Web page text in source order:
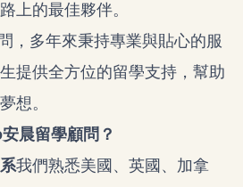
上的最佳夥伴。
，多年來秉持專業與貼心的服
提供全方位的留學支持，幫助
想。
晨留學顧問？
我們熟悉美國、英國、加拿